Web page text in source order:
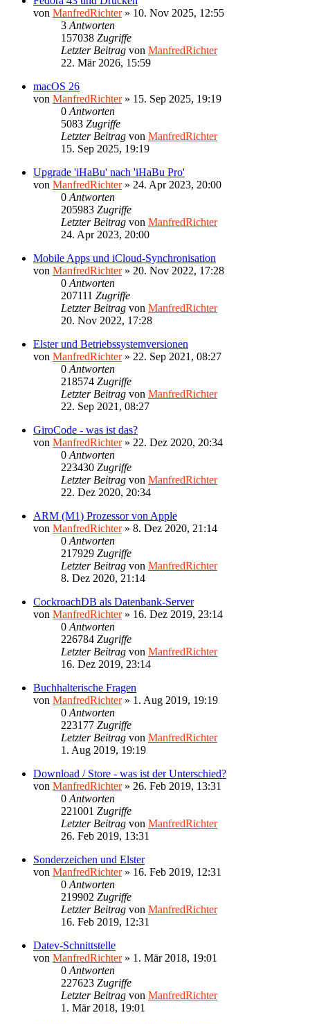
von ManfredRichter» 10. Nov 2025, 12:55
3 Antworten
157038 Zugriffe
Letzter Beitrag von ManfredRichter
22. Mär 2026, 15:59
macOS 26
von ManfredRichter» 15. Sep 2025, 19:19
0 Antworten
5083 Zugriffe
Letzter Beitrag von ManfredRichter
15. Sep 2025, 19:19
Upgrade 'iHaBu' nach 'iHaBu Pro'
von ManfredRichter» 24. Apr 2023, 20:00
0 Antworten
205983 Zugriffe
Letzter Beitrag von ManfredRichter
24. Apr 2023, 20:00
Mobile Apps und iCloud-Synchronisation
von ManfredRichter» 20. Nov 2022, 17:28
0 Antworten
207111 Zugriffe
Letzter Beitrag von ManfredRichter
20. Nov 2022, 17:28
Elster und Betriebssystemversionen
von ManfredRichter» 22. Sep 2021, 08:27
0 Antworten
218574 Zugriffe
Letzter Beitrag von ManfredRichter
22. Sep 2021, 08:27
GiroCode - was ist das?
von ManfredRichter» 22. Dez 2020, 20:34
0 Antworten
223430 Zugriffe
Letzter Beitrag von ManfredRichter
22. Dez 2020, 20:34
ARM (M1) Prozessor von Apple
von ManfredRichter» 8. Dez 2020, 21:14
0 Antworten
217929 Zugriffe
Letzter Beitrag von ManfredRichter
8. Dez 2020, 21:14
CockroachDB als Datenbank-Server
von ManfredRichter» 16. Dez 2019, 23:14
0 Antworten
226784 Zugriffe
Letzter Beitrag von ManfredRichter
16. Dez 2019, 23:14
Buchhalterische Fragen
von ManfredRichter» 1. Aug 2019, 19:19
0 Antworten
223177 Zugriffe
Letzter Beitrag von ManfredRichter
1. Aug 2019, 19:19
Download / Store - was ist der Unterschied?
von ManfredRichter» 26. Feb 2019, 13:31
0 Antworten
221001 Zugriffe
Letzter Beitrag von ManfredRichter
26. Feb 2019, 13:31
Sonderzeichen und Elster
von ManfredRichter» 16. Feb 2019, 12:31
0 Antworten
219902 Zugriffe
Letzter Beitrag von ManfredRichter
16. Feb 2019, 12:31
Datev-Schnittstelle
von ManfredRichter» 1. Mär 2018, 19:01
0 Antworten
227623 Zugriffe
Letzter Beitrag von ManfredRichter
1. Mär 2018, 19:01